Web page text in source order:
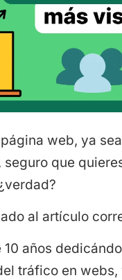
web, ya
seguro que
al artículo
10 años
tráfico en webs,